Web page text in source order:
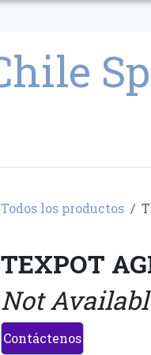
Todos los productos
TEXPOT
Not
Contáctenos